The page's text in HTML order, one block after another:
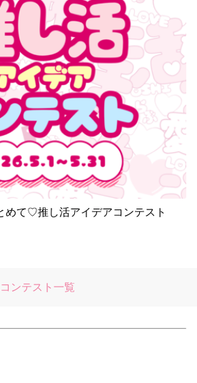
めて♡推し活アイデアコンテスト
コンテスト一覧